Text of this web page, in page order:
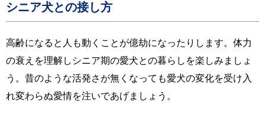
シニア犬との接し方
高齢になると人も動くことが億劫になったりします。体力
の衰えを理解しシニア期の愛犬との暮らしを楽しみましょ
う。昔のような活発さが無くなっても愛犬の変化を受け入
れ変わらぬ愛情を注いであげましょう。